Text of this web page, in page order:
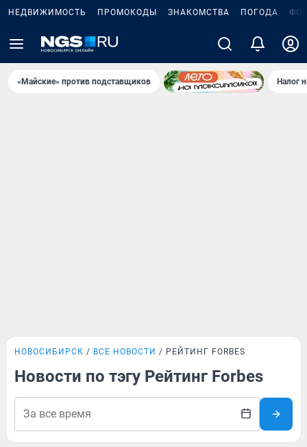
НЕДВИЖИМОСТЬ ПРОМОКОДЫ ЗНАКОМСТВА ПОГОДА
«Майские» против подставщиков Налог
НОВОСИБИРСК ВСЕ НОВОСТИ РЕЙТИНГ FORBES
Новости по тэгу Рейтинг Forbes